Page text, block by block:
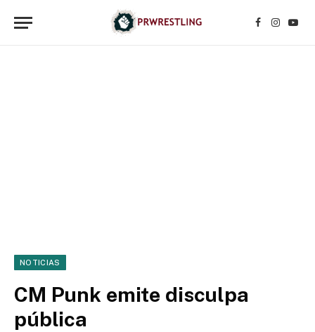
Facebook
NOTICIAS
CM Punk emite disculpa
pública